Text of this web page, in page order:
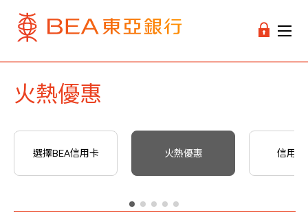
火熱優惠
選擇BEA信用卡 火熱優惠 信用卡